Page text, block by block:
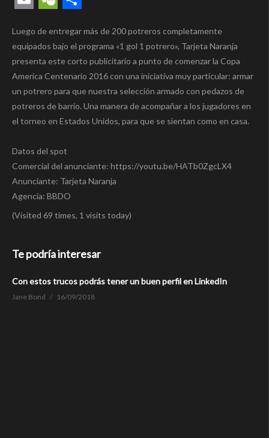
Luego de entregar más de 200 potreros completamente
equipados bajo el programa «1 gol 1 potrero», Tarjeta Naranja
presenta este corto publicitario a punto de comenzar la Copa
America Centenario 2016 con una iniciativa muy particular: armar
un potrero para que nuestra selección armado con pedazos de
potreros de barrio. Una manera de acompañar a los jugadores en
el torneo en Estados Unidos, para que se sientan como en casa.
Datos del spot
Comercial del anunciante: https://youtu.be/HATb0ZgcLX4
Anunciante: Tarjeta Naranja
Agencia: BBDO
(Visited 69 times, 1 visits today)
Te podría interesar
Con estos trucos podrás tener un buen perfil en LinkedIn
Jane Bond 16/09/2018